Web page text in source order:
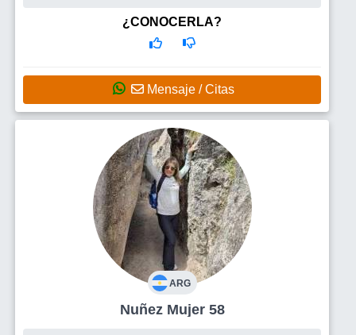
¿CONOCERLA?
Mensaje / Citas
ARG
Nuñez Mujer 58